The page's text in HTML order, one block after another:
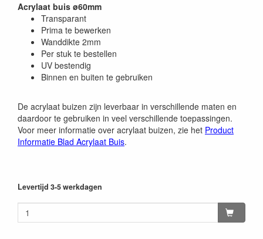
Acrylaat buis ø60mm
Transparant
Prima te bewerken
Wanddikte 2mm
Per stuk te bestellen
UV bestendig
Binnen en buiten te gebruiken
De acrylaat buizen zijn leverbaar in verschillende maten en
daardoor te gebruiken in veel verschillende toepassingen.
Voor meer informatie over acrylaat buizen, zie het Product
Informatie Blad Acrylaat Buis.
Levertijd 3-5 werkdagen